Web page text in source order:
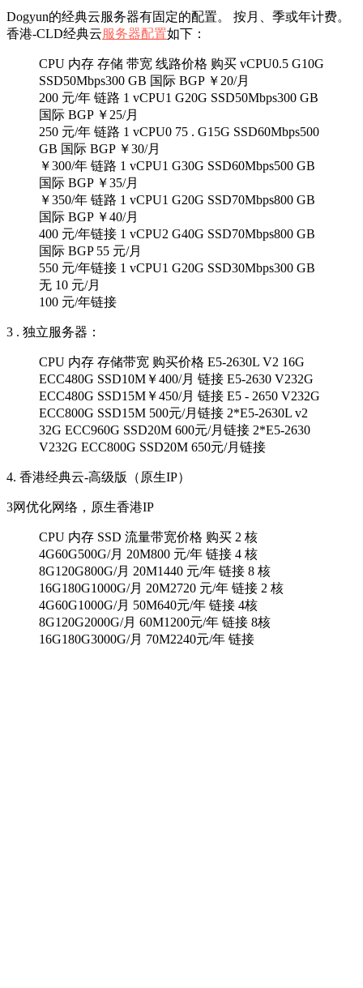
Dogyun的经典云服务器有固定的配置。 按月、季或年计费。
香港-CLD经典云服务器配置如下：
CPU 内存 存储 带宽 线路价格 购买 vCPU0.5 G10G
SSD50Mbps300 GB 国际 BGP ￥20/月
200 元/年 链路 1 vCPU1 G20G SSD50Mbps300 GB
国际 BGP ￥25/月
250 元/年 链路 1 vCPU0 75 . G15G SSD60Mbps500
GB 国际 BGP ￥30/月
￥300/年 链路 1 vCPU1 G30G SSD60Mbps500 GB
国际 BGP ￥35/月
￥350/年 链路 1 vCPU1 G20G SSD70Mbps800 GB
国际 BGP ￥40/月
400 元/年链接 1 vCPU2 G40G SSD70Mbps800 GB
国际 BGP 55 元/月
550 元/年链接 1 vCPU1 G20G SSD30Mbps300 GB
无 10 元/月
100 元/年链接
3 . 独立服务器：
CPU 内存 存储带宽 购买价格 E5-2630L V2 16G
ECC480G SSD10M￥400/月 链接 E5-2630 V232G
ECC480G SSD15M￥450/月 链接 E5 - 2650 V232G
ECC800G SSD15M 500元/月链接 2*E5-2630L v2
32G ECC960G SSD20M 600元/月链接 2*E5-2630
V232G ECC800G SSD20M 650元/月链接
4. 香港经典云-高级版（原生IP）
3网优化网络，原生香港IP
CPU 内存 SSD 流量带宽价格 购买 2 核
4G60G500G/月 20M800 元/年 链接 4 核
8G120G800G/月 20M1440 元/年 链接 8 核
16G180G1000G/月 20M2720 元/年 链接 2 核
4G60G1000G/月 50M640元/年 链接 4核
8G120G2000G/月 60M1200元/年 链接 8核
16G180G3000G/月 70M2240元/年 链接